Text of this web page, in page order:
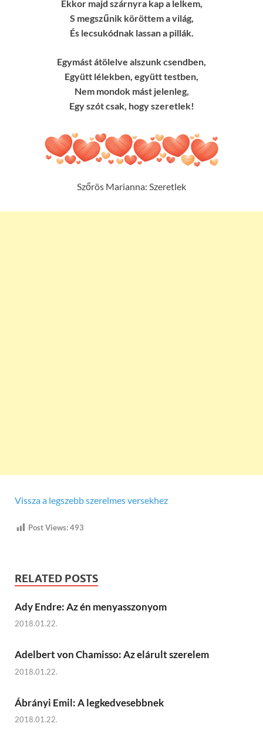
Ekkor majd szárnyra kap a lelkem,
S megszűnik köröttem a világ,
És lecsukódnak lassan a pillák.
Egymást átölelve alszunk csendben,
Együtt lélekben, együtt testben,
Nem mondok mást jelenleg,
Egy szót csak, hogy szeretlek!
Szőrös Marianna: Szeretlek
Vissza a legszebb szerelmes versekhez
Post Views:493
RELATED POSTS
Ady Endre: Az én menyasszonyom
2018.01.22.
Adelbert von Chamisso: Az elárult szerelem
2018.01.22.
Ábrányi Emil: A legkedvesebbnek
2018.01.22.